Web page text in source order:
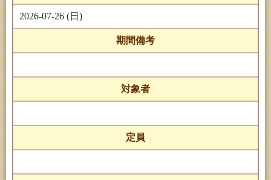
2026-07-26 (日)
期間備考
対象者
定員